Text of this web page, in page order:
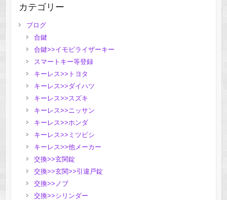
カテゴリー
ブログ
合鍵
合鍵>>イモビライザーキー
スマートキー等登録
キーレス>>トヨタ
キーレス>>ダイハツ
キーレス>>スズキ
キーレス>>ニッサン
キーレス>>ホンダ
キーレス>>ミツビシ
キーレス>>他メーカー
交換>>玄関錠
交換>>玄関>>引違戸錠
交換>>ノブ
交換>>シリンダー